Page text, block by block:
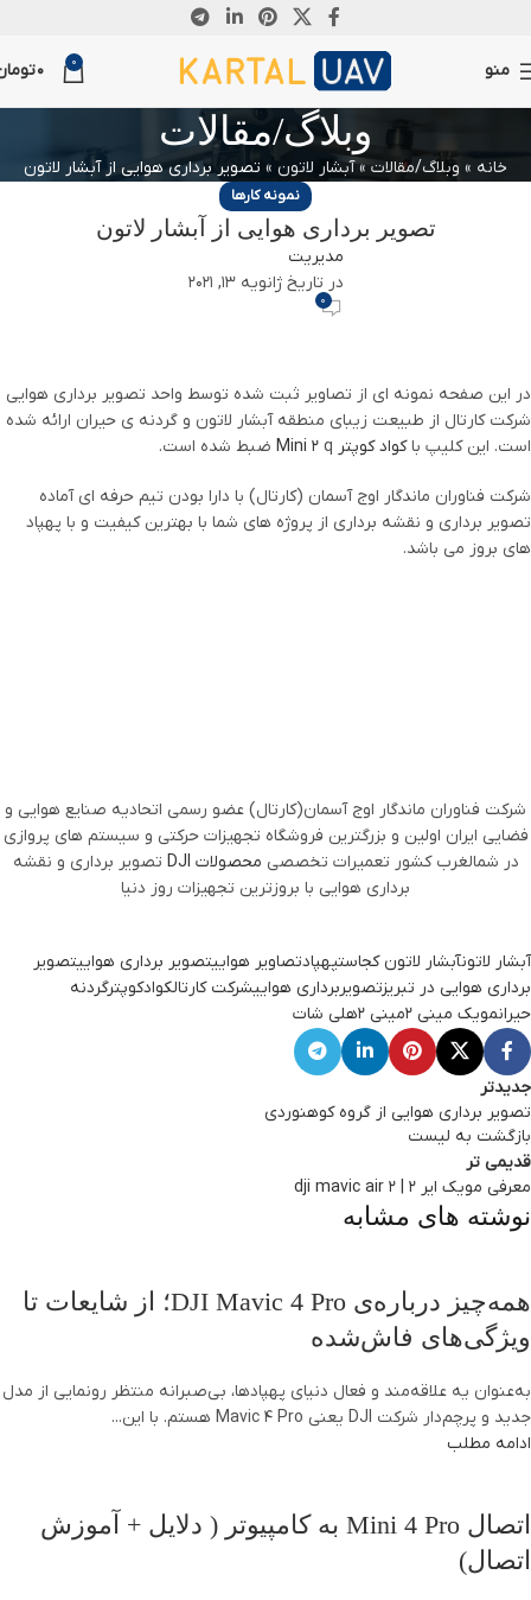
منو 0
0
وبلاگ/مقالات
خانه » وبلاگ/مقالات»آبشار لاتون » تصویر برداری هوایی از آبشار لاتون
نمونه کارها
تصویر برداری هوایی از آبشار لاتون
مدیریت
در تاریخ ژانویه 13, 2021
0
در این صفحه نمونه ای از تصاویر ثبت شده توسط واحد تصویر برداری هوایی
شرکت کارتال از طبیعت زیبای منطقه آبشار لاتون و گردنه ی حیران ارائه شده
است. این کلیپ باکواد کوپتر Mini 2 q ضبط شده است.
شرکت فناوران ماندگار اوج آسمان (کارتال) با دارا بودن تیم حرفه ای آماده
تصویر برداری و نقشه برداری از پروژه های شما با بهترین کیفیت و با پهپاد
های بروز می باشد.
شرکت فناوران ماندگار اوج آسمان(کارتال) عضو رسمی اتحادیه صنایع هوایی و
فضایی ایران اولین و بزرگترین فروشگاه تجهیزات حرکتی و سیستم های پروازی
در شمالغرب کشور تعمیرات تخصصی محصولات DJI
تصویر برداری و نقشه
برداری هوایی با بروزترین تجهیزات روز دنیا
آبشار لاتونآبشار لاتون کجاستپهپادتصاویر هواییتصویر برداری هواییتصویر
برداری هوایی در تبریزتصویربرداری هواییشرکت کارتالکوادکوپترگردنه
حیرانمویک مینی 2 مینی 2 هلی شات
جدیدتر
تصویر برداری هوایی از گروه کوهنوردی
بازگشت به لیست
قدیمی تر
معرفی مویک ایر 2 | dji mavic air 2
نوشته های مشابه
مارس
همه‌چیز درباره‌ی DJI Mavic 4 Pro؛ از شایعات تا
ویژگی‌های فاش‌شده
به‌عنوان یه علاقه‌مند و فعال دنیای پهپادها، بی‌صبرانه منتظر رونمایی از مدل
جدید و پرچم‌دار شرکت DJI یعنی Mavic 4 Pro هستم. با این...
ادامه مطلب
مارس
اتصال Mini 4 Pro به کامپیوتر ( دلایل + آموزش
اتصال)
فوریه
اکتبر
جولای
ژوئن
آوریل
آوریل
مارس
دسامبر
مارس
ژانویه